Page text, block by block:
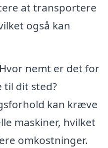
at transportere
også kan
Hvor nemt er det for
til dit sted?
kan kræve
maskiner, hvilket
omkostninger.